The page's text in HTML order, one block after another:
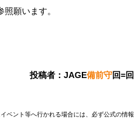
願います。
投稿者：JAGE備前守回=回
ベント等へ行かれる場合には、必ず公式の情報